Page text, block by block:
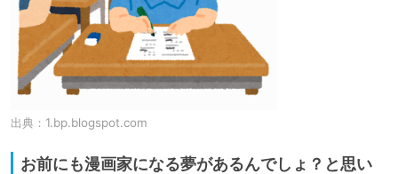
出典： 1.bp.blogspot.com
お前にも漫画家になる夢があるんでしょ？と思い